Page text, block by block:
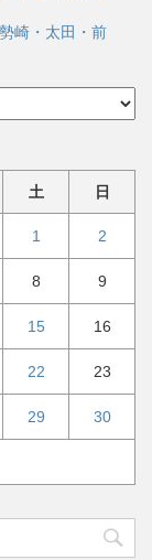
崎・太田・前
土 日
1 2
8 9
15 16
22 23
29 30